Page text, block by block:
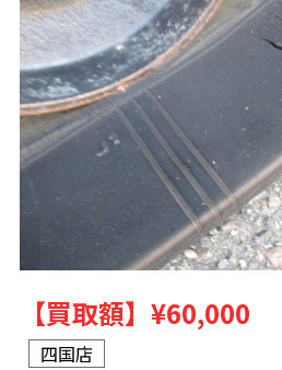
【買取額】 ¥60,000
四国店